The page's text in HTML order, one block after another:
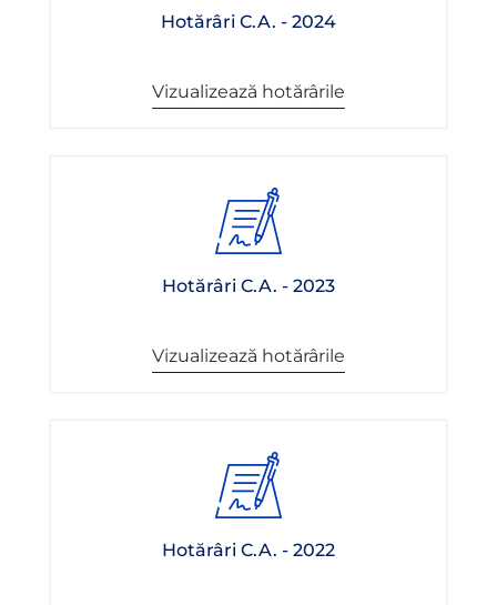
Hotărâri C.A. - 2024
Vizualizează hotărârile
Hotărâri C.A. - 2023
Vizualizează hotărârile
Hotărâri C.A. - 2022